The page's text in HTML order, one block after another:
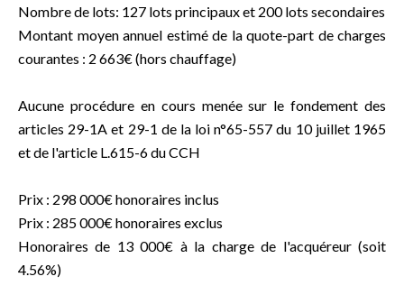
Nombre de lots: 127 lots principaux et 200 lots secondaires
Montant moyen annuel estimé de la quote-part de charges
courantes : 2 663€ (hors chauffage)
Aucune procédure en cours menée sur le fondement des
articles 29-1A et 29-1 de la loi n°65-557 du 10 juillet 1965
et de l'article L.615-6 du CCH
Prix : 298 000€ honoraires inclus
Prix : 285 000€ honoraires exclus
Honoraires de 13 000€ à la charge de l'acquéreur (soit
4.56%)